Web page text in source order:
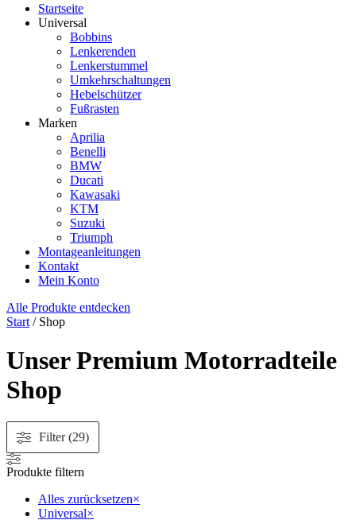
Startseite
Universal
Bobbins
Lenkerenden
Lenkerstummel
Umkehrschaltungen
Hebelschützer
Fußrasten
Marken
Aprilia
Benelli
BMW
Ducati
Kawasaki
KTM
Suzuki
Triumph
Montageanleitungen
Kontakt
Mein Konto
Alle Produkte entdecken
Start / Shop
Unser Premium Motorradteile
Shop
Filter (29)
Produkte filtern
Alles zurücksetzen×
Universal×